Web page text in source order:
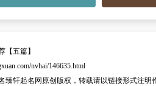
【五篇】
nvhai/146635.html
臻轩起名网原创版权，转载请以链接形式注明